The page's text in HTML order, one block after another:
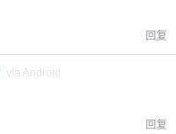
回复
via Android
回复